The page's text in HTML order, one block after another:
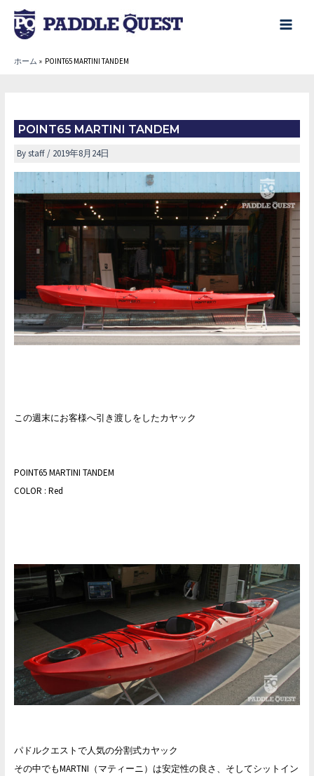
main
ホーム POINT65 MARTINI TANDEM
POINT65 MARTINI TANDEM
Bystaff/ 2019年8月24日
この週末にお客様へ引き渡しをしたカヤック
POINT65 MARTINI TANDEM
COLOR : Red
パドルクエストで人気の分割式カヤック
その中でもMARTNI（マティーニ）は安定性の良さ、そしてシットイン